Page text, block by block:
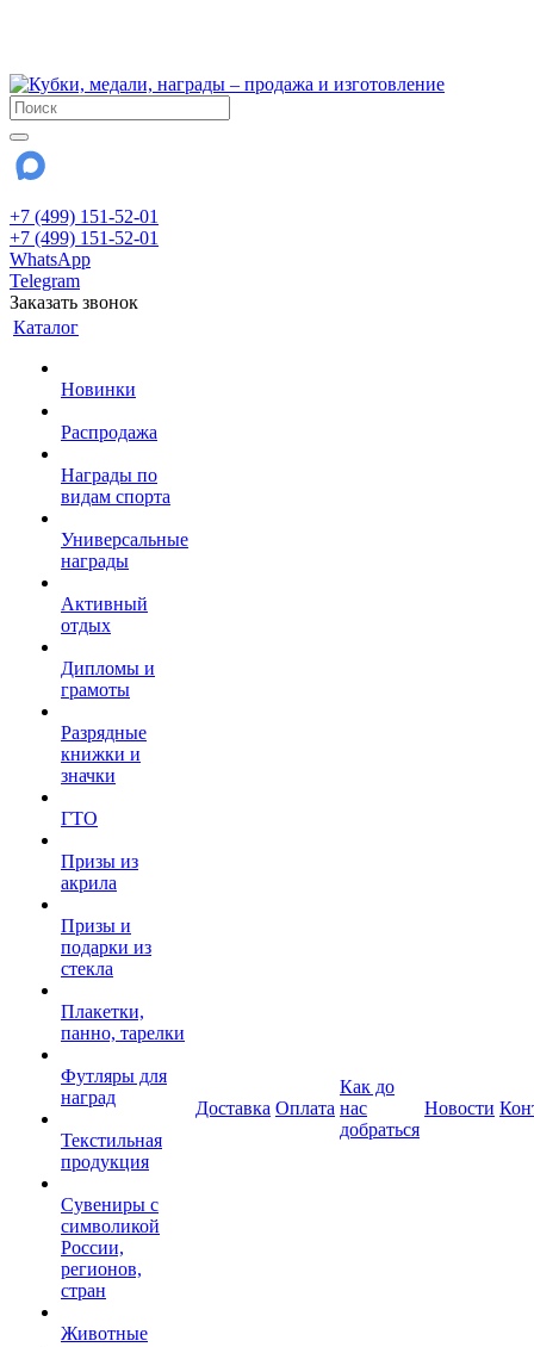
+7 (499) 151-52-01
+7 (499) 151-52-01
WhatsApp
Telegram
Заказать звонок
Каталог
Новинки
Распродажа
Награды по
видам спорта
Универсальные
награды
Активный
отдых
Дипломы и
грамоты
Разрядные
книжки и
значки
ГТО
Призы из
акрила
Призы и
подарки из
стекла
Плакетки,
панно, тарелки
Футляры для
наград
Текстильная
продукция
Сувениры с
символикой
России,
регионов,
стран
Животные
Доставка Оплата
Как до
нас
добраться
Новости